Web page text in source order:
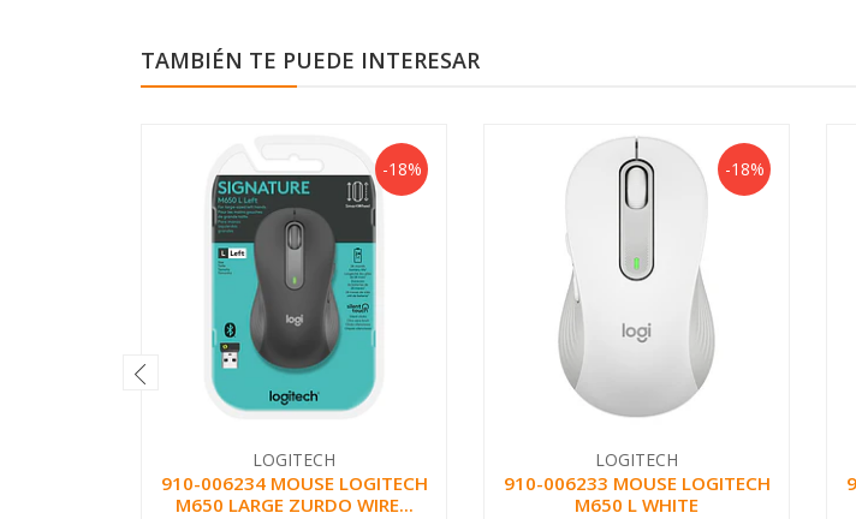
TAMBIÉN TE PUEDE INTERESAR
-18%
LOGITECH
910-006234 MOUSE LOGITECH
M650 LARGE ZURDO WIRE...
-18%
LOGITECH
910-006233 MOUSE LOGITECH
M650 L WHITE